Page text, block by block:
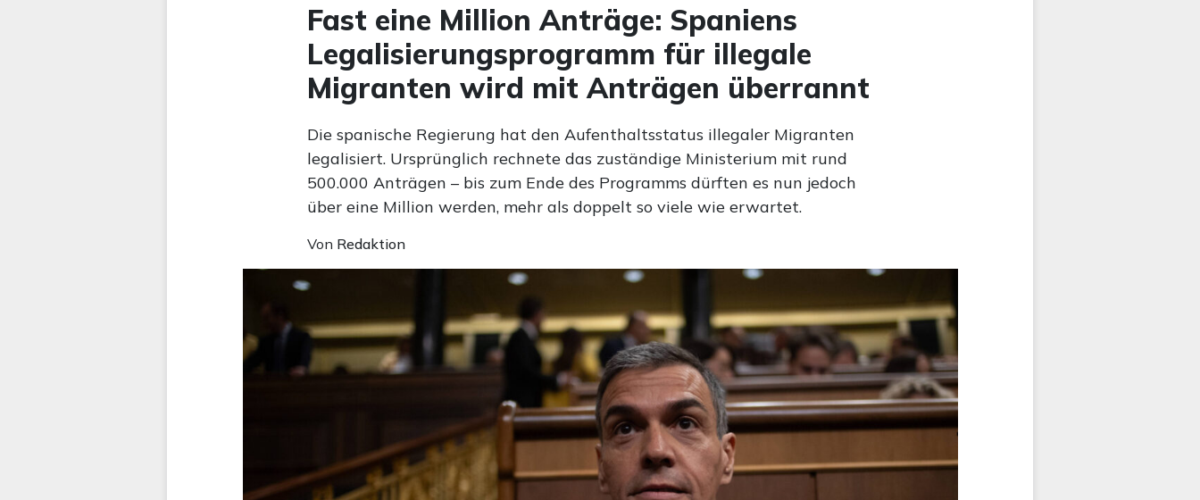
Fast eine Million Anträge: Spaniens
Legalisierungsprogramm für illegale
Migranten wird mit Anträgen überrannt
Die spanische Regierung hat den Aufenthaltsstatus illegaler Migranten
legalisiert. Ursprünglich rechnete das zuständige Ministerium mit rund
500.000 Anträgen – bis zum Ende des Programms dürften es nun jedoch
über eine Million werden, mehr als doppelt so viele wie erwartet.
Von Redaktion